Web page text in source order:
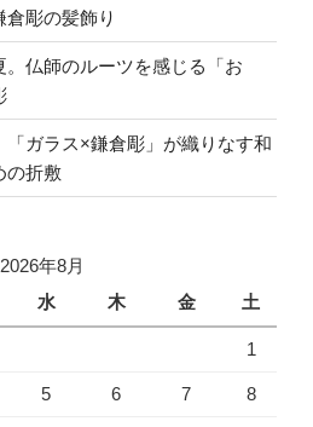
倉彫の髪飾り
。仏師のルーツを感じる「お
ガラス×鎌倉彫」が織りなす和
の折敷
2026年8月
水 木 金 土
1
5 6 7 8